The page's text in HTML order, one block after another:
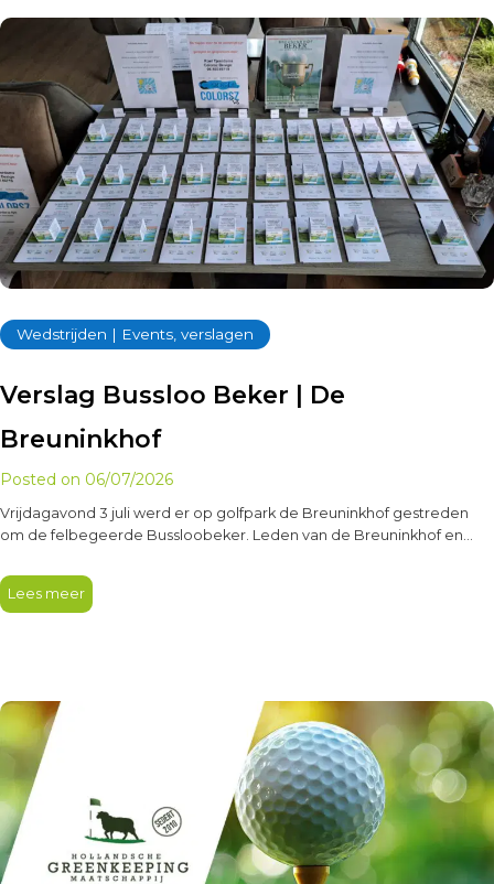
Wedstrijden | Events, verslagen
Verslag Bussloo Beker | De
Breuninkhof
Posted on 06/07/2026
Vrijdagavond 3 juli werd er op golfpark de Breuninkhof gestreden
om de felbegeerde Bussloobeker. Leden van de Breuninkhof en
Lees meer